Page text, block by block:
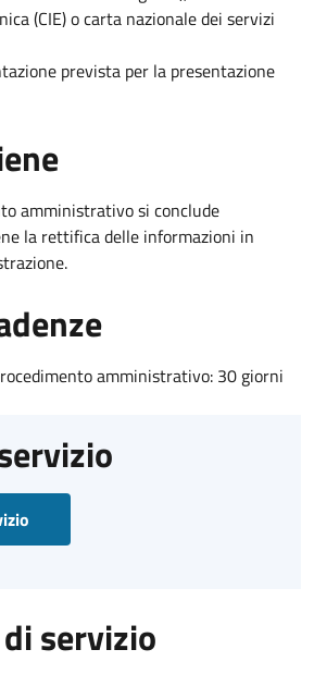
(CIE) o carta nazionale dei servizi
prevista per la presentazione
amministrativo si conclude
la rettifica delle informazioni in
amministrativo: 30 giorni
servizio